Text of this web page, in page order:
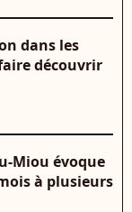
dans les
découvrir
Miou évoque
à plusieurs